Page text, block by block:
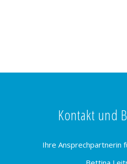
Kontakt und
Ihre Ansprechpartnerin